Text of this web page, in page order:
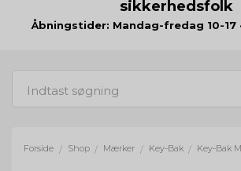
g
a
t
n
sikkerhedsfolk
Åbningstider: Mandag-fredag 10-17
Forside / Shop / Mærker / Key-Bak /